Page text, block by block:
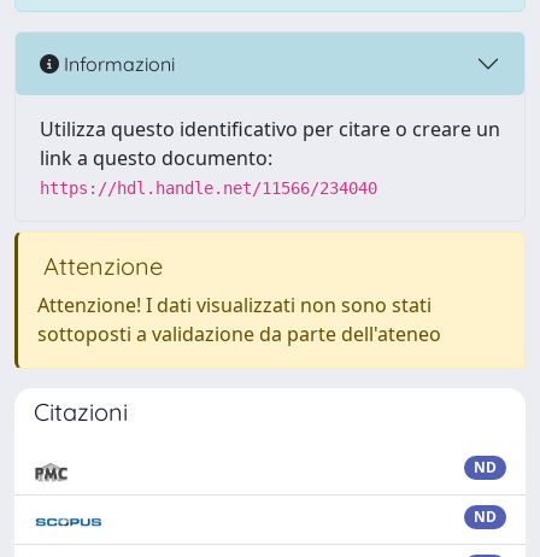
Informazioni
Utilizza questo identificativo per citare o creare un
link a questo documento:
https://hdl.handle.net/11566/234040
Attenzione
Attenzione! I dati visualizzati non sono stati
sottoposti a validazione da parte dell'ateneo
Citazioni
ND
ND